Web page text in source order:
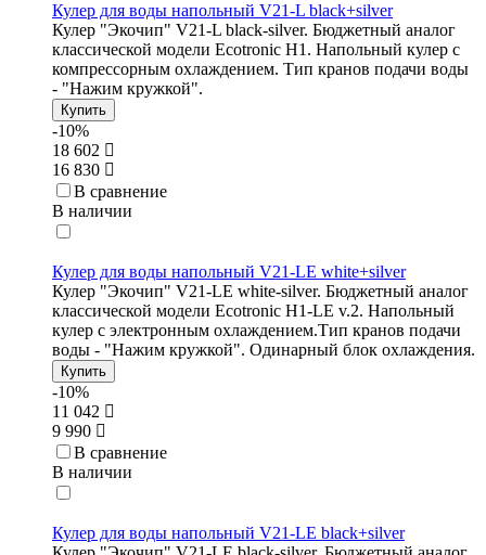
Кулер для воды напольный V21-L black+silver
Кулер "Экочип" V21-L black-silver. Бюджетный аналог
классической модели Ecotronic Н1. Напольный кулер с
компрессорным охлаждением. Тип кранов подачи воды
- "Нажим кружкой".
Купить
-10%
18 602
16 830
В сравнение
В наличии
Кулер для воды напольный V21-LE white+silver
Кулер "Экочип" V21-LE white-silver. Бюджетный аналог
классической модели Ecotronic H1-LE v.2. Напольный
кулер с электронным охлаждением.Тип кранов подачи
воды - "Нажим кружкой". Одинарный блок охлаждения.
Купить
-10%
11 042
9 990
В сравнение
В наличии
Кулер для воды напольный V21-LE black+silver